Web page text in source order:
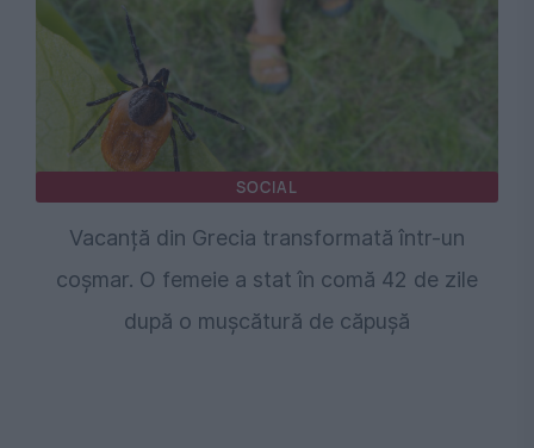
SOCIAL
Vacanță din Grecia transformată într-un
coșmar. O femeie a stat în comă 42 de zile
după o mușcătură de căpușă